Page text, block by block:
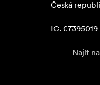
Česká
IC: 07395019
Najít